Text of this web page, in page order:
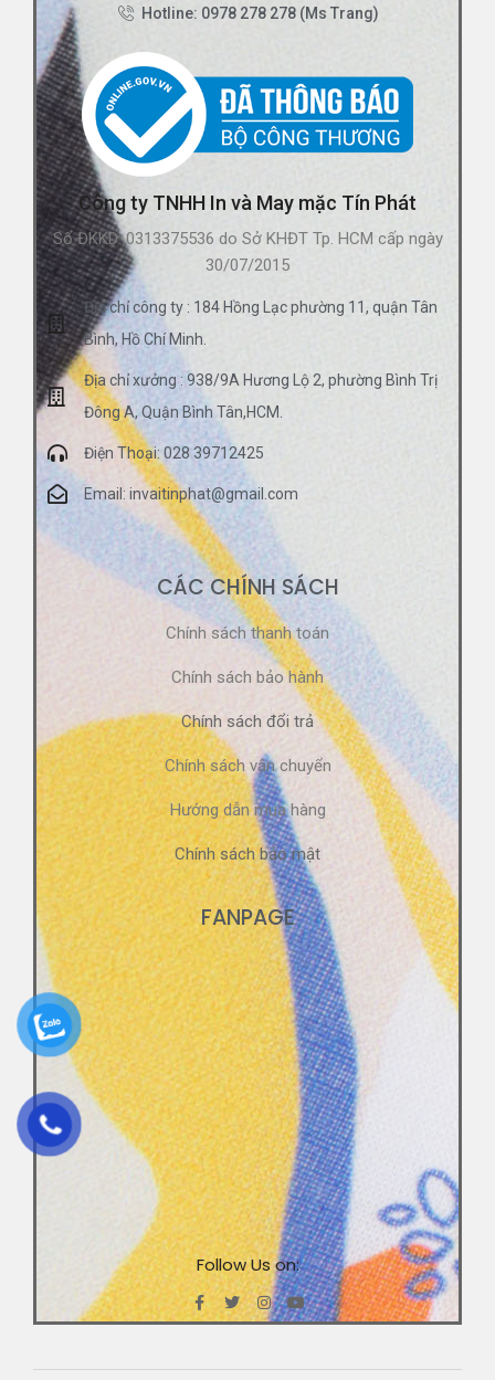
Hotline: 0978 278 278 (Ms Trang)
Công ty TNHH In và May mặc Tín Phát
Số ĐKKD: 0313375536 do Sở KHĐT Tp. HCM cấp ngày
30/07/2015
Địa chỉ công ty : 184 Hồng Lạc phường 11, quận Tân
Bình, Hồ Chí Minh.
Địa chỉ xưởng : 938/9A Hương Lộ 2, phường Bình Trị
Đông A, Quận Bình Tân,HCM.
Điện Thoại: 028 39712425
Email: invaitinphat@gmail.com
CÁC CHÍNH SÁCH
Chính sách thanh toán
Chính sách bảo hành
Chính sách đổi trả
Chính sách vận chuyển
Hướng dẫn mua hàng
Chính sách bảo mật
FANPAGE
Follow Us on: